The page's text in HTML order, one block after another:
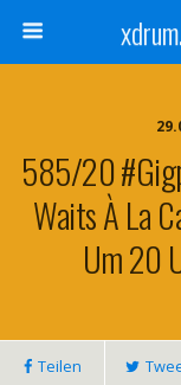
585/20
Waits À La
Um 20
Teilen